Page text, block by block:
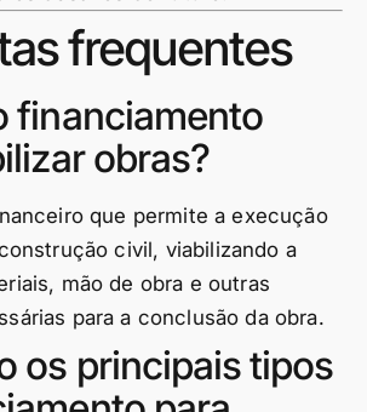
frequentes
financiamento
obras?
que permite a execução
civil, viabilizando a
mão de obra e outras
para a conclusão da obra.
os principais tipos